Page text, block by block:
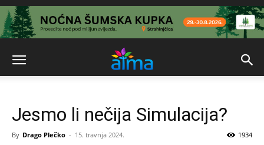
Jesmo li nečija Simulacija?
By Drago Plečko - 15. travnja 2024. 1934